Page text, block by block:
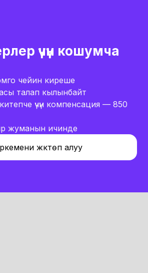
үчүн кошумча
чейин киреше
талап кылынбайт
үчүн компенсация — 850
жуманын ичинде
жүктөп алуу